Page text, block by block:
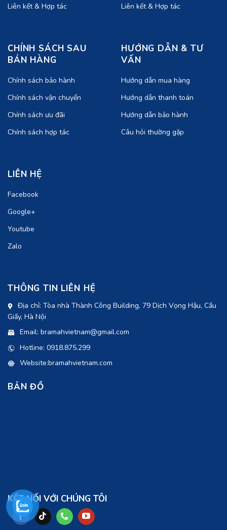
Liên kết & Hợp tác
Liên kết & Hợp tác
CHÍNH SÁCH SAU
BÁN HÀNG
Chính sách bảo hành
Chính sách vận chuyển
Chính sách ưu đãi
Chính sách hợp tác
HƯỚNG DẪN & TƯ
VẤN
Hướng dẫn mua hàng
Hướng dẫn thanh toán
Hướng dẫn bảo hành
Câu hỏi thường gặp
LIÊN HỆ
Facebook
Google+
Youtube
Zalo
THÔNG TIN LIÊN HỆ
Địa chỉ: Tòa nhà Thành Công Building, 79 Dịch Vọng Hậu, Cầu
Giấy, Hà Nội
Email: bramahvietnam@gmail.com
Hotline: 0918.875.299
Website:bramahvietnam.com
BẢN ĐỒ
KẾT NỐI VỚI CHÚNG TÔI